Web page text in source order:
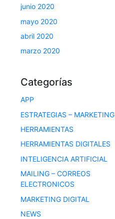
junio 2020
mayo 2020
abril 2020
marzo 2020
Categorías
APP
ESTRATEGIAS – MARKETING
HERRAMIENTAS
HERRAMIENTAS DIGITALES
INTELIGENCIA ARTIFICIAL
MAILING – CORREOS
ELECTRONICOS
MARKETING DIGITAL
NEWS